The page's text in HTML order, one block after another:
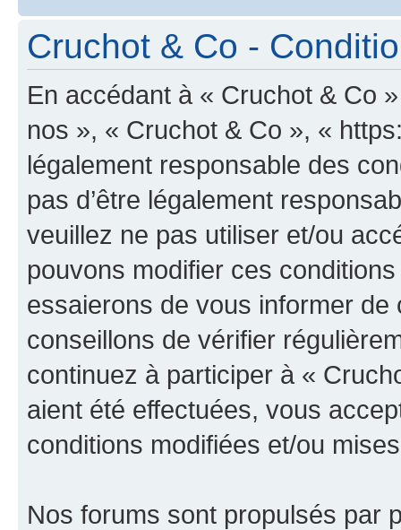
Cruchot & Co -
En accédant à « Cruchot & Co
nos », « Cruchot & Co », «
légalement responsable des
pas d’être légalement
veuillez ne pas utiliser et/ou
pouvons modifier ces
essaierons de vous informer
conseillons de vérifier
continuez à participer à «
aient été effectuées, vous
conditions modifiées et/ou
Nos forums sont propulsés par